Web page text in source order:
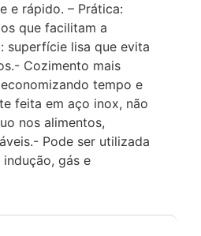
e rápido. – Prática:
que facilitam a
superfície lisa que evita
Cozimento mais
tempo e
feita em aço inox, não
nos alimentos,
Pode ser utilizada
gás e